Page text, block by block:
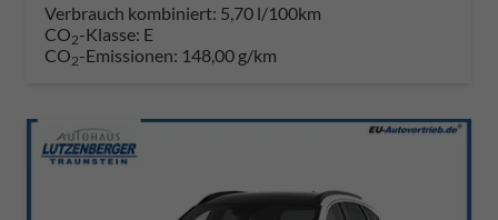
Verbrauch kombiniert: 5,70 l/100km
CO2-Klasse: E
CO2-Emissionen: 148,00 g/km